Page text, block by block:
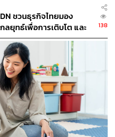
ชวนธุรกิจไทยมอง
ยุทธ์เพื่อการเติบโต และ
138